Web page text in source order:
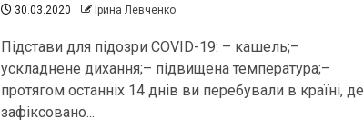
30.03.2020 Ірина Левченко
Підстави для підозри COVID-19: – кашель;–
ускладнене дихання;– підвищена температура;–
протягом останніх 14 днів ви перебували в країні, де
зафіксовано...